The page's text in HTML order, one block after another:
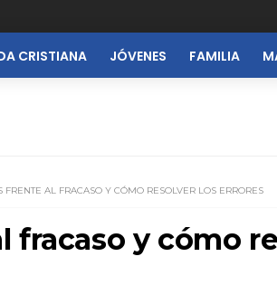
CRISTIANA JÓVENES FAMILIA
FRENTE AL FRACASO Y CÓMO RESOLVER LOS ERRORES
y cómo